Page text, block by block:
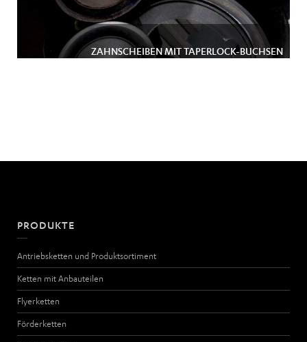
ZAHNSCHEIBEN MIT TAPERLOCK-BUCHSEN
PRODUKTE
Antriebsketten und Produktsortiment
Ketten mit Anbauteilen
Flyerketten
Förderketten